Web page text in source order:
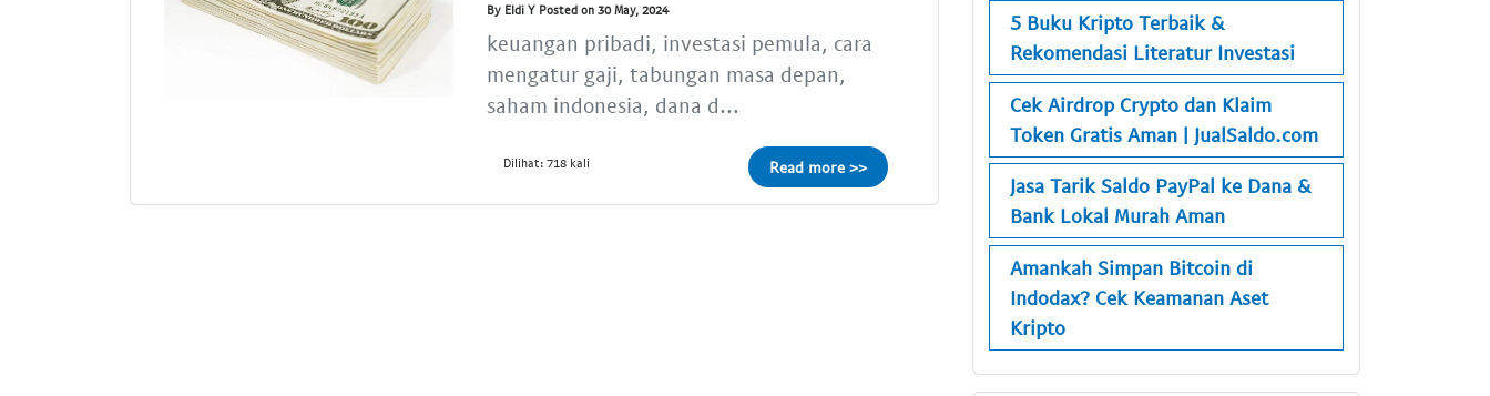
By Eldi Y Posted on 30 May, 2024
keuangan pribadi, investasi pemula, cara
mengatur gaji, tabungan masa depan,
saham indonesia, dana d...
Dilihat: 718 kali Read more >>
5 Buku Kripto Terbaik &
Rekomendasi Literatur Investasi
Cek Airdrop Crypto dan Klaim
Token Gratis Aman | JualSaldo.com
Jasa Tarik Saldo PayPal ke Dana &
Bank Lokal Murah Aman
Amankah Simpan Bitcoin di
Indodax? Cek Keamanan Aset
Kripto